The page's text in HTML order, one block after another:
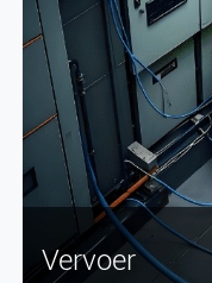
Vervoer